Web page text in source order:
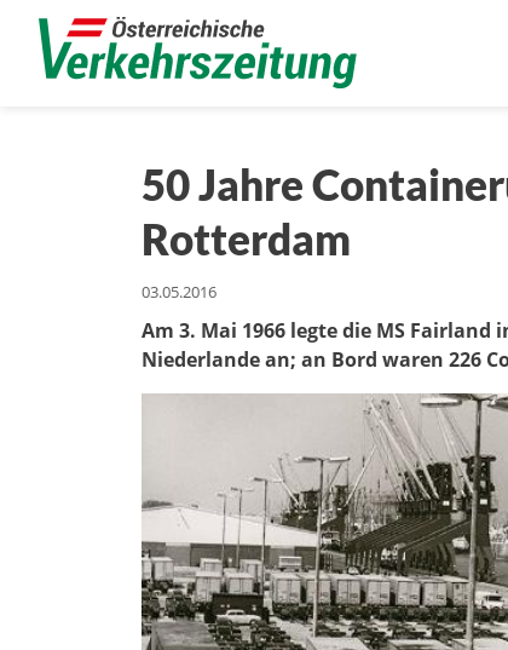
50 Jahre
Rotterdam
03.05.2016
Am 3. Mai 1966 legte die MS
Niederlande an; an Bord waren 226